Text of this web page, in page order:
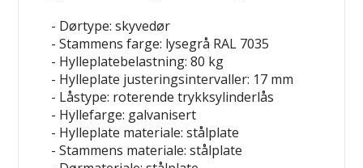
- Dørtype: skyvedør
- Stammens farge: lysegrå RAL 7035
- Hylleplatebelastning: 80 kg
- Hylleplate justeringsintervaller: 17 mm
- Låstype: roterende trykksylinderlås
- Hyllefarge: galvanisert
- Hylleplate materiale: stålplate
- Stammens materiale: stålplate